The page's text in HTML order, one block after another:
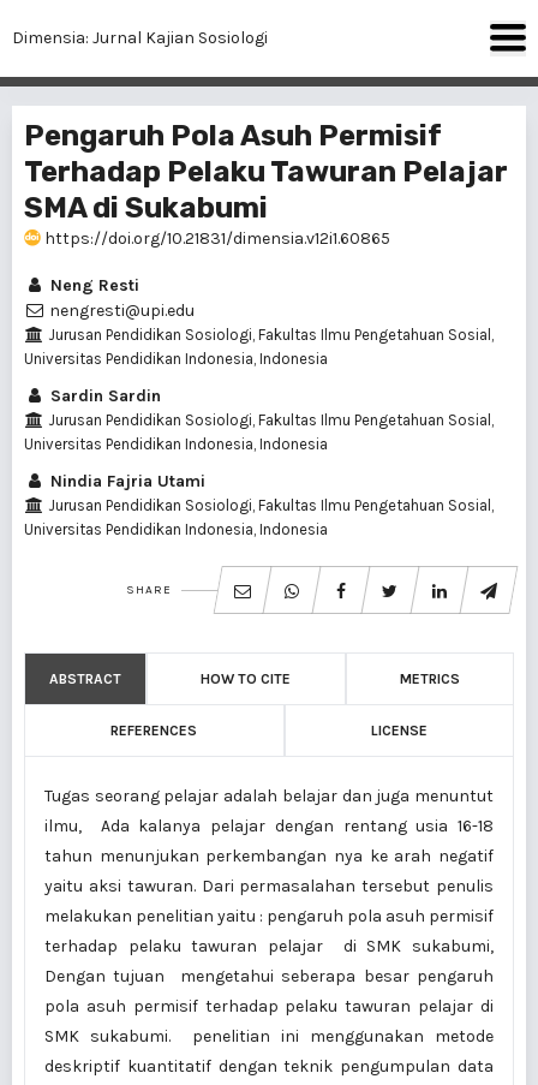
Dimensia: Jurnal Kajian Sosiologi
Pengaruh Pola Asuh Permisif
Terhadap Pelaku Tawuran Pelajar
SMA di Sukabumi
https://doi.org/10.21831/dimensia.v12i1.60865
Neng Resti
nengresti@upi.edu
Jurusan Pendidikan Sosiologi, Fakultas Ilmu Pengetahuan Sosial,
Universitas Pendidikan Indonesia, Indonesia
Sardin Sardin
Jurusan Pendidikan Sosiologi, Fakultas Ilmu Pengetahuan Sosial,
Universitas Pendidikan Indonesia, Indonesia
Nindia Fajria Utami
Jurusan Pendidikan Sosiologi, Fakultas Ilmu Pengetahuan Sosial,
Universitas Pendidikan Indonesia, Indonesia
SHARE
ABSTRACT HOW TO CITE METRICS
REFERENCES LICENSE
Tugas seorang pelajar adalah belajar dan juga menuntut
ilmu, Ada kalanya pelajar dengan rentang usia 16-18
tahun menunjukan perkembangan nya ke arah negatif
yaitu aksi tawuran. Dari permasalahan tersebut penulis
melakukan penelitian yaitu : pengaruh pola asuh permisif
terhadap pelaku tawuran pelajar di SMK sukabumi,
Dengan tujuan mengetahui seberapa besar pengaruh
pola asuh permisif terhadap pelaku tawuran pelajar di
SMK sukabumi. penelitian ini menggunakan metode
deskriptif kuantitatif dengan teknik pengumpulan data